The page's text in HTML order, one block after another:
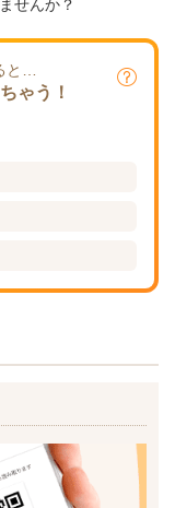
せんか？
と…
ゃう！